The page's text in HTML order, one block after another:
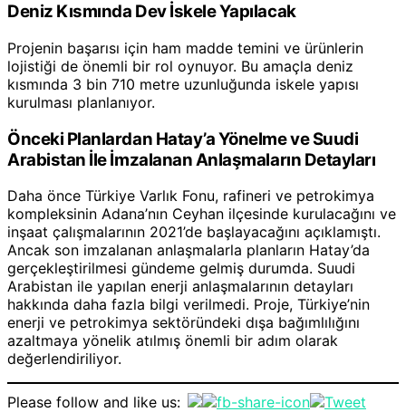
Deniz Kısmında Dev İskele Yapılacak
Projenin başarısı için ham madde temini ve ürünlerin
lojistiği de önemli bir rol oynuyor. Bu amaçla deniz
kısmında 3 bin 710 metre uzunluğunda iskele yapısı
kurulması planlanıyor.
Önceki Planlardan Hatay’a Yönelme ve Suudi
Arabistan İle İmzalanan Anlaşmaların Detayları
Daha önce Türkiye Varlık Fonu, rafineri ve petrokimya
kompleksinin Adana’nın Ceyhan ilçesinde kurulacağını ve
inşaat çalışmalarının 2021’de başlayacağını açıklamıştı.
Ancak son imzalanan anlaşmalarla planların Hatay’da
gerçekleştirilmesi gündeme gelmiş durumda. Suudi
Arabistan ile yapılan enerji anlaşmalarının detayları
hakkında daha fazla bilgi verilmedi. Proje, Türkiye’nin
enerji ve petrokimya sektöründeki dışa bağımlılığını
azaltmaya yönelik atılmış önemli bir adım olarak
değerlendiriliyor.
Please follow and like us: